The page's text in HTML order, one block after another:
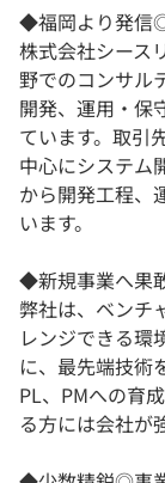
個人向けプラン
法人向けプラン
学校向けプラン
契約内容・クーポ
◆福岡より発信
株式会社シース
野でのコンサル
開発、運用・保
ています。取引
中心にシステム
から開発工程、
います。
◆新規事業へ果
弊社は、ベンチ
レンジできる環
に、最先端技術
PL、PMへの育
る方には会社が